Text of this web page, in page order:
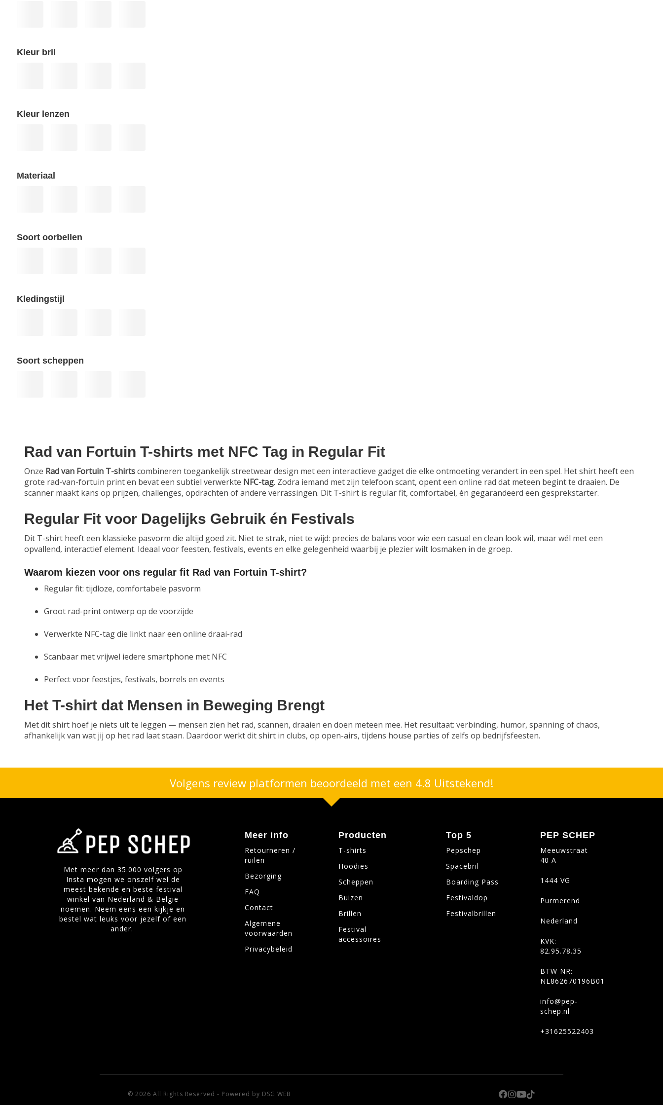
Kleur bril
Kleur lenzen
Materiaal
Soort oorbellen
Kledingstijl
Soort scheppen
Rad van Fortuin T-shirts met NFC Tag in Regular Fit
Onze Rad van Fortuin T-shirtscombineren toegankelijk streetwear design met een interactieve gadget die elke ontmoeting verandert in een spel. Het shirt heeft een
grote rad-van-fortuin print en bevat een subtiel verwerkte NFC-tag. Zodra iemand met zijn telefoon scant, opent een online rad dat meteen begint te draaien. De
scanner maakt kans op prijzen, challenges, opdrachten of andere verrassingen. Dit T-shirt is regular fit, comfortabel, én gegarandeerd een gesprekstarter.
Regular Fit voor Dagelijks Gebruik én Festivals
Dit T-shirt heeft een klassieke pasvorm die altijd goed zit. Niet te strak, niet te wijd: precies de balans voor wie een casual en clean look wil, maar wél met een
opvallend, interactief element. Ideaal voor feesten, festivals, events en elke gelegenheid waarbij je plezier wilt losmaken in de groep.
Waarom kiezen voor ons regular fit Rad van Fortuin T-shirt?
Regular fit: tijdloze, comfortabele pasvorm
Groot rad-print ontwerp op de voorzijde
Verwerkte NFC-tag die linkt naar een online draai-rad
Scanbaar met vrijwel iedere smartphone met NFC
Perfect voor feestjes, festivals, borrels en events
Het T-shirt dat Mensen in Beweging Brengt
Met dit shirt hoef je niets uit te leggen — mensen zien het rad, scannen, draaien en doen meteen mee. Het resultaat: verbinding, humor, spanning of chaos,
afhankelijk van wat jij op het rad laat staan. Daardoor werkt dit shirt in clubs, op open-airs, tijdens house parties of zelfs op bedrijfsfeesten.
Volgens review platformen beoordeeld met een 4.8 Uitstekend!
Met meer dan 35.000 volgers op
Insta mogen we onszelf wel de
meest bekende en beste festival
winkel van Nederland & België
noemen. Neem eens een kijkje en
bestel wat leuks voor jezelf of een
ander.
Meer info
Retourneren /
ruilen
Bezorging
FAQ
Contact
Algemene
voorwaarden
Privacybeleid
Producten
T-shirts
Hoodies
Scheppen
Buizen
Brillen
Festival
accessoires
Top 5
Pepschep
Spacebril
Boarding Pass
Festivaldop
Festivalbrillen
PEP SCHEP
Meeuwstraat
40 A
1444 VG
Purmerend
Nederland
KVK:
82.95.78.35
BTW NR:
NL862670196B01
info@pep-
schep.nl
+31625522403
© 2026 All Rights Reserved - Powered by DSG WEB